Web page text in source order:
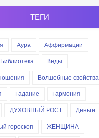
ТЕГИ
Аура
Аффирмации
Библиотека
Веды
Волшебные свойства
Гадание
Гармония
ДУХОВНЫЙ РОСТ
Деньги
гороскоп
ЖЕНЩИНА